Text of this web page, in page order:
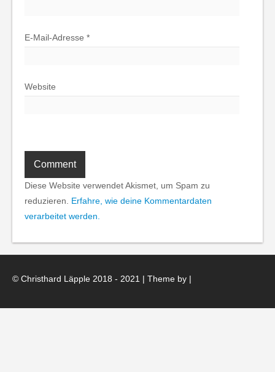
E-Mail-Adresse *
Website
Diese Website verwendet Akismet, um Spam zu
reduzieren. Erfahre, wie deine Kommentardaten
verarbeitet werden.
© Christhard Läpple 2018 - 2021 | Theme by |